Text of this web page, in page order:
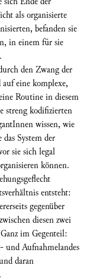
als organisierte
befanden sie
in einem für sie
den Zwang der
eine komplexe,
Routine in diesem
streng kodifizierten
wissen, wie
System der
sie sich legal
können.
entsteht:
gegenüber
diesen zwei
im Gegenteil:
und Aufnahmelandes
daran